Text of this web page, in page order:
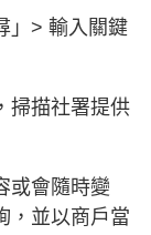
」> 輸入關鍵
掃描社署提供
或會隨時變
，並以商戶當